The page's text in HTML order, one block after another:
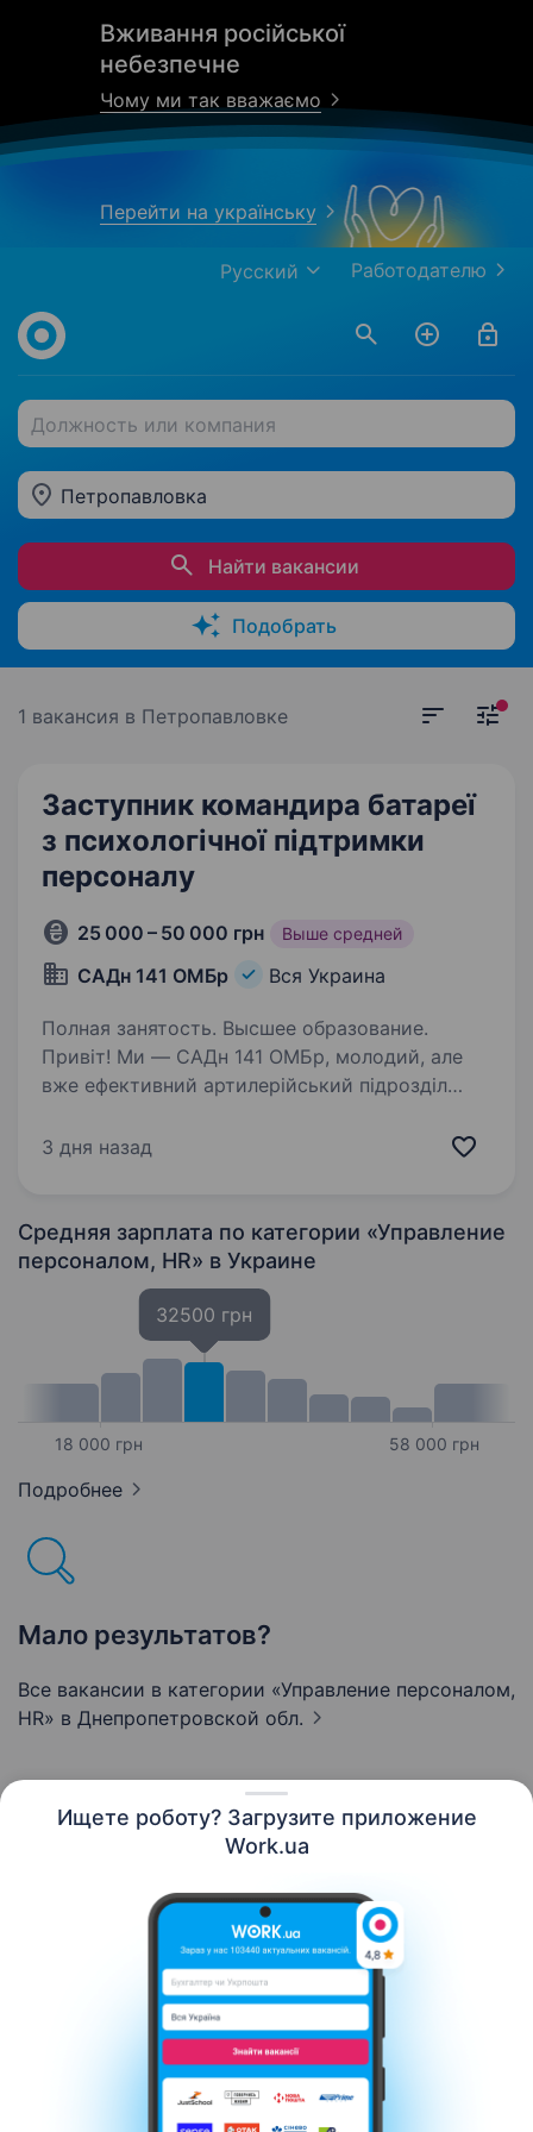
Ищете роботу? Загрузите приложение
Work.ua
Вживання російської
небезпечне
Чому ми так вважаємо
Перейти на українську
Работодателю
Русский
Должность или компания
Петропавловка
Найти вакансии
Подобрать
1 вакансия в Петропавловке
Заступник командира батареї
з психологічної підтримки
персоналу
25 000 – 50 000 грн Выше средней
САДн 141 ОМБр Вся Украина
Полная занятость. Высшее образование.
Привіт! Ми — САДн 141 ОМБр, молодий, але
вже ефективний артилерійський підрозділ
знищувати ворога найсучаснішими методами,
3 дня назад
Средняя зарплата по категории «Управление
персоналом, HR» в Украине
18 000 грн
32500 грн
58 000 грн
Подробнее
Мало результатов?
Все вакансии в категории «Управление персоналом,
HR» в Днепропетровской обл.
Контакты О нас
Карьера
Новости Work.ua
Помощь
Условия использования